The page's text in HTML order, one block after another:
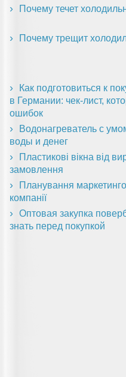
Почему течет
Почему трещит
Как подготовиться к
в Германии: чек-лист,
ошибок
Водонагреватель с
воды и денег
Пластикові вікна від
замовлення
Планування
компанії
Оптовая закупка
знать перед покупкой